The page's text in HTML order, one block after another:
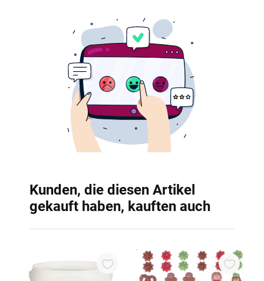
Kunden, die diesen Artikel
gekauft haben, kauften auch